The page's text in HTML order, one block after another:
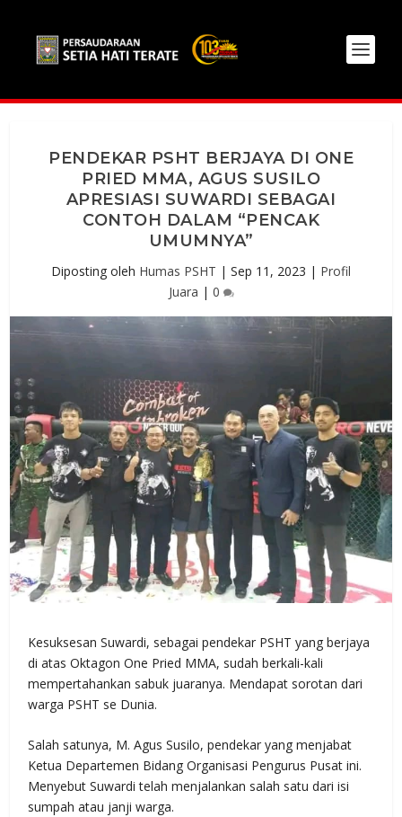
PENDEKAR PSHT BERJAYA DI ONE
PRIED MMA, AGUS SUSILO
APRESIASI SUWARDI SEBAGAI
CONTOH DALAM “PENCAK
UMUMNYA”
Diposting oleh Humas PSHT | Sep 11, 2023 | Profil
Juara | 0
Kesuksesan Suwardi, sebagai pendekar PSHT yang berjaya
di atas Oktagon One Pried MMA, sudah berkali-kali
mempertahankan sabuk juaranya. Mendapat sorotan dari
warga PSHT se Dunia.
Salah satunya, M. Agus Susilo, pendekar yang menjabat
Ketua Departemen Bidang Organisasi Pengurus Pusat ini.
Menyebut Suwardi telah menjalankan salah satu dari isi
sumpah atau janji warga.